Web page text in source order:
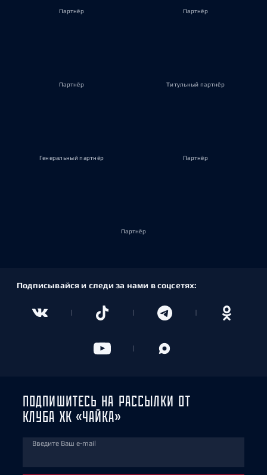
Партнёр Партнёр
Партнёр Титульный партнёр
Генеральный партнёр Партнёр
Партнёр
Подписывайся и следи за нами в соцсетях:
ПОДПИШИТЕСЬ НА РАССЫЛКИ ОТ
КЛУБА ХК «ЧАЙКА»
Введите Ваш e-mail